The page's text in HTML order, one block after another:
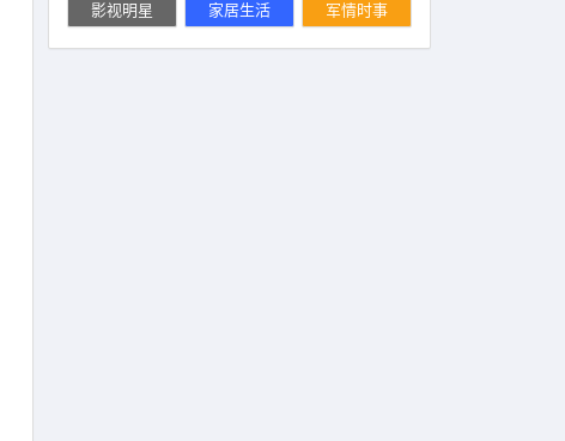
影视明星 家居生活 军情时事